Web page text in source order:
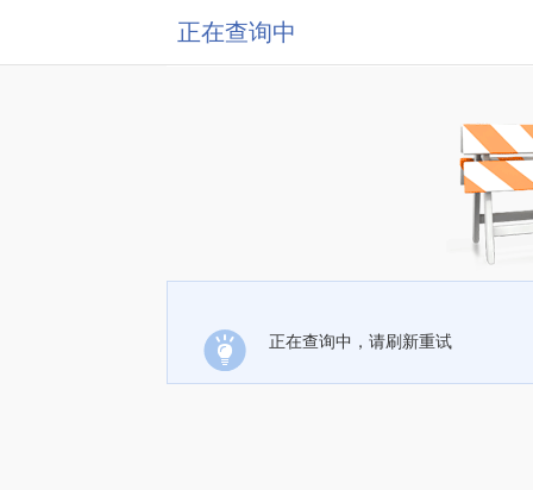
正在查询中
正在查询中，请刷新重试